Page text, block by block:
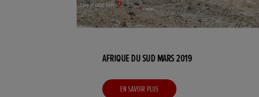
AFRIQUE DU SUD MARS 2019
EN SAVOIR PLUS